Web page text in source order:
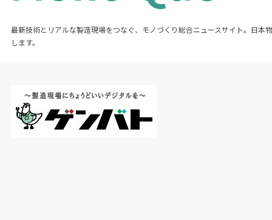
最新技術とリアルな製造現場をつなぐ、モノづくり総合ニュースサイト。日本
します。